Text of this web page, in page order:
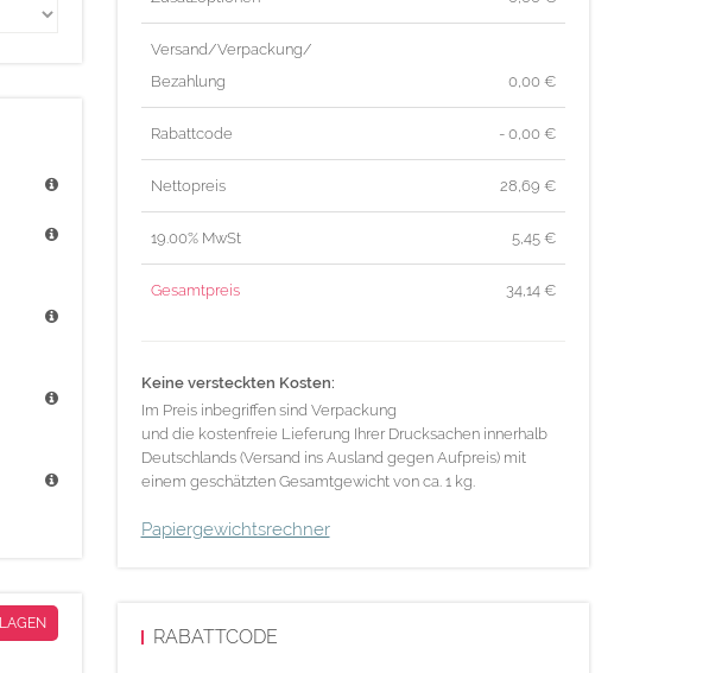
mind. 1pt Strichstärke angelegt werden. Darstellung von Verläufen,
Grau- bzw. Schwarzabstufungen sind technisch nicht darstellbar und
können zu ungewollten Lücken in der Darstellung führen.
Versand/Verpackung/
Bezahlung
0,00 €
Rabattcode - 0,00 €
Nettopreis 28,69 €
19.00% MwSt 5,45 €
Gesamtpreis 34,14 €
Keine versteckten Kosten:
Im Preis inbegriffen sind Verpackung
und die kostenfreie Lieferung Ihrer Drucksachen innerhalb
Deutschlands (Versand ins Ausland gegen Aufpreis) mit
einem geschätzten Gesamtgewicht von ca. 1 kg.
Papiergewichtsrechner
RABATTCODE